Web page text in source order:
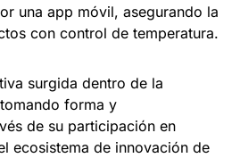
una app móvil, asegurando la
con control de temperatura.
surgida dentro de la
forma y
de su participación en
ecosistema de innovación de